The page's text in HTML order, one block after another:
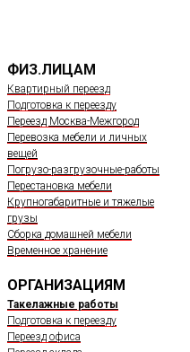
ФИЗ.ЛИЦАМ
Квартирный переезд
Подготовка к переезду
Переезд Москва-Межгород
Перевозка мебели и личных
вещей
Погрузо-разгрузочные-работы
Перестановка мебели
Крупногабаритные и тяжелые
грузы
Сборка домашней мебели
Временное хранение
ОРГАНИЗАЦИЯМ
Такелажные работы
Подготовка к переезду
Переезд офиса